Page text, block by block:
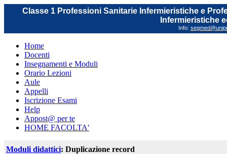
Classe 1 Professioni Sanitarie Infermieristiche e
Infermieristiche
Info:
Home
Docenti
Insegnamenti e Moduli
Orario Lezioni
Aule
Appelli
Iscrizione Esami
Help
Appost@ per te
HOME FACOLTA'
Moduli didattici: Duplicazione record